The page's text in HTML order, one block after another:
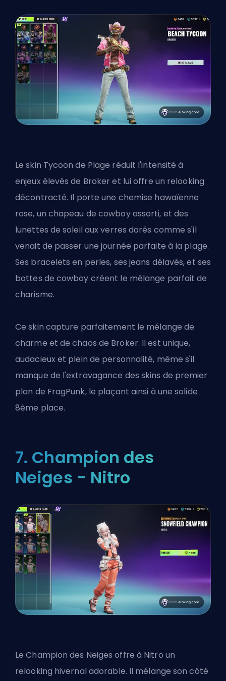
Le skin Tycoon de Plage réduit l'intensité à
enjeux élevés de Broker et lui offre un relooking
décontracté. Il porte une chemise hawaïenne
rose, un chapeau de cowboy assorti, et des
lunettes de soleil aux verres dorés comme s'il
venait de passer une journée parfaite à la plage.
Ses bracelets en perles, ses jeans délavés, et ses
bottes de cowboy créent le mélange parfait de
charisme.
Ce skin capture parfaitement le mélange de
charme et de chaos de Broker. Il est unique,
audacieux et plein de personnalité, même s'il
manque de l'extravagance des skins de premier
plan de FragPunk, le plaçant ainsi à une solide
8ème place.
7. Champion des
Neiges - Nitro
Le Champion des Neiges offre à Nitro un
relooking hivernal adorable. Il mélange son côté